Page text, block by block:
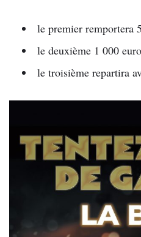
le premier remportera
le deuxième 1 000
le troisième repartira